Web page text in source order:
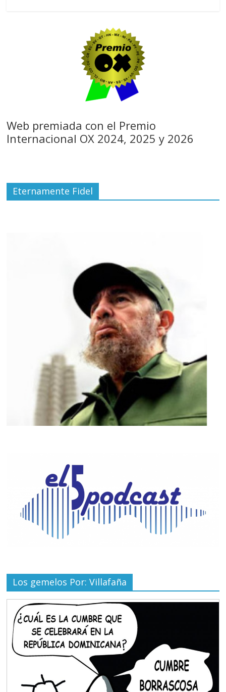
Web premiada con el Premio
Internacional OX 2024, 2025 y 2026
Eternamente Fidel
Los gemelos Por: Villafaña